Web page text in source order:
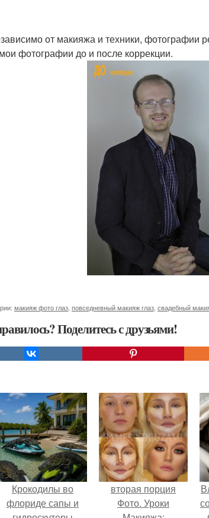
от макияжа и техники, фотографии
фотографии до и после коррекции.
макияж фото глаз повседневный макияж глаз свадебный
Поделитесь с друзьями!
Крокодилы во
флориде сапы и
вторая порция
Фото. Уроки